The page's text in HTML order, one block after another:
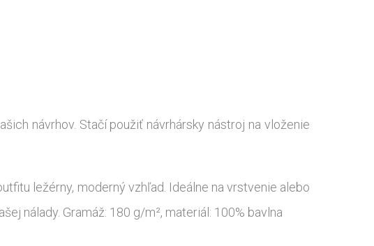
návrhov. Stačí použiť návrhársky nástroj na vloženie
ležérny, moderný vzhľad. Ideálne na vrstvenie alebo
nálady. Gramáž: 180 g/m², materiál: 100% bavlna